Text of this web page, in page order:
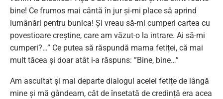
bine! Ce frumos mai cântă în jur și-mi place să aprind
lumânări pentru bunica! Și vreau să-mi cumperi cartea cu
povestioare creștine, care am văzut-o la intrare. Ai să-mi
cumperi?…” Ce putea să răspundă mama fetiței, că mai
mult tăcea și doar atât i-a răspuns: ”Bine, bine…”
Am ascultat și mai departe dialogul acelei fetițe de lângă
mine și mă gândeam, cât de însetată de credință era acea